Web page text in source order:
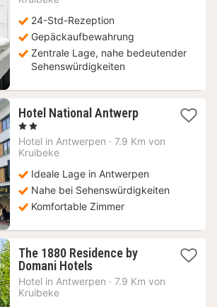
24-Std-Rezeption
Gepäckaufbewahrung
Zentrale Lage, nahe bedeutender
Sehenswürdigkeiten
Hotel National Antwerp1
ab
, 2 Sterne
Hotel in Antwerpen · 7.9 Km von
Kruibeke
Ideale Lage in Antwerpen
Nahe bei Sehenswürdigkeiten
Komfortable Zimmer
The 1880 Residence by
Domani Hotels1
Nacht
Hotel in Antwerpen · 7.9 Km von
Kruibeke